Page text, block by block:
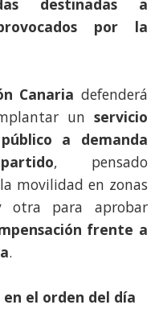
destinadas a
por la
Canaria defenderá
un servicio
a demanda
, pensado
movilidad en zonas
otra para aprobar
frente a
.
el orden del día